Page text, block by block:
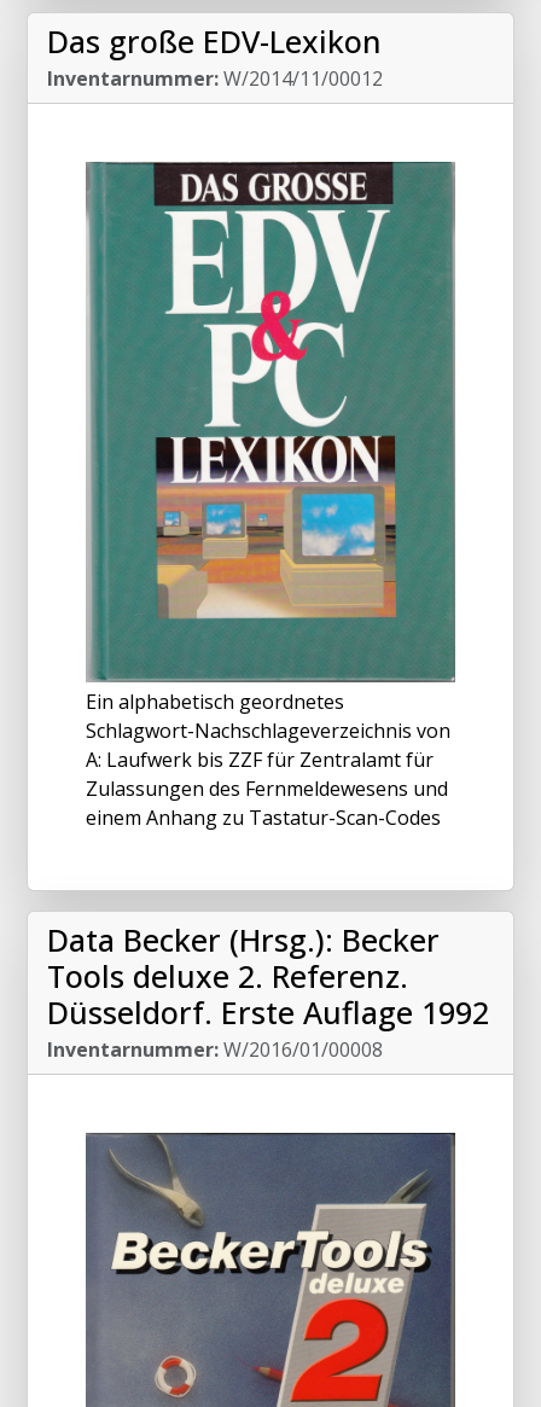
Das große EDV-Lexikon
Inventarnummer:W/2014/11/00012
Ein alphabetisch geordnetes
Schlagwort-Nachschlageverzeichnis von
A: Laufwerk bis ZZF für Zentralamt für
Zulassungen des Fernmeldewesens und
einem Anhang zu Tastatur-Scan-Codes
Data Becker (Hrsg.): Becker
Tools deluxe 2. Referenz.
Düsseldorf. Erste Auflage 1992
Inventarnummer:W/2016/01/00008